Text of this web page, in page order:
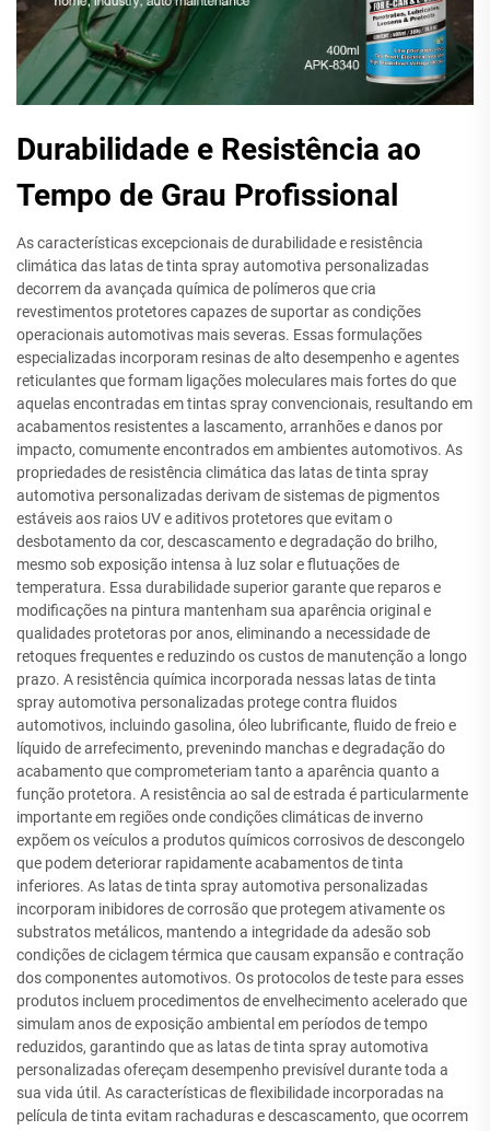
Durabilidade e Resistência ao
Tempo de Grau Profissional
As características excepcionais de durabilidade e resistência
climática das latas de tinta spray automotiva personalizadas
decorrem da avançada química de polímeros que cria
revestimentos protetores capazes de suportar as condições
operacionais automotivas mais severas. Essas formulações
especializadas incorporam resinas de alto desempenho e agentes
reticulantes que formam ligações moleculares mais fortes do que
aquelas encontradas em tintas spray convencionais, resultando em
acabamentos resistentes a lascamento, arranhões e danos por
impacto, comumente encontrados em ambientes automotivos. As
propriedades de resistência climática das latas de tinta spray
automotiva personalizadas derivam de sistemas de pigmentos
estáveis aos raios UV e aditivos protetores que evitam o
desbotamento da cor, descascamento e degradação do brilho,
mesmo sob exposição intensa à luz solar e flutuações de
temperatura. Essa durabilidade superior garante que reparos e
modificações na pintura mantenham sua aparência original e
qualidades protetoras por anos, eliminando a necessidade de
retoques frequentes e reduzindo os custos de manutenção a longo
prazo. A resistência química incorporada nessas latas de tinta
spray automotiva personalizadas protege contra fluidos
automotivos, incluindo gasolina, óleo lubrificante, fluido de freio e
líquido de arrefecimento, prevenindo manchas e degradação do
acabamento que comprometeriam tanto a aparência quanto a
função protetora. A resistência ao sal de estrada é particularmente
importante em regiões onde condições climáticas de inverno
expõem os veículos a produtos químicos corrosivos de descongelo
que podem deteriorar rapidamente acabamentos de tinta
inferiores. As latas de tinta spray automotiva personalizadas
incorporam inibidores de corrosão que protegem ativamente os
substratos metálicos, mantendo a integridade da adesão sob
condições de ciclagem térmica que causam expansão e contração
dos componentes automotivos. Os protocolos de teste para esses
produtos incluem procedimentos de envelhecimento acelerado que
simulam anos de exposição ambiental em períodos de tempo
reduzidos, garantindo que as latas de tinta spray automotiva
personalizadas ofereçam desempenho previsível durante toda a
sua vida útil. As características de flexibilidade incorporadas na
película de tinta evitam rachaduras e descascamento, que ocorrem